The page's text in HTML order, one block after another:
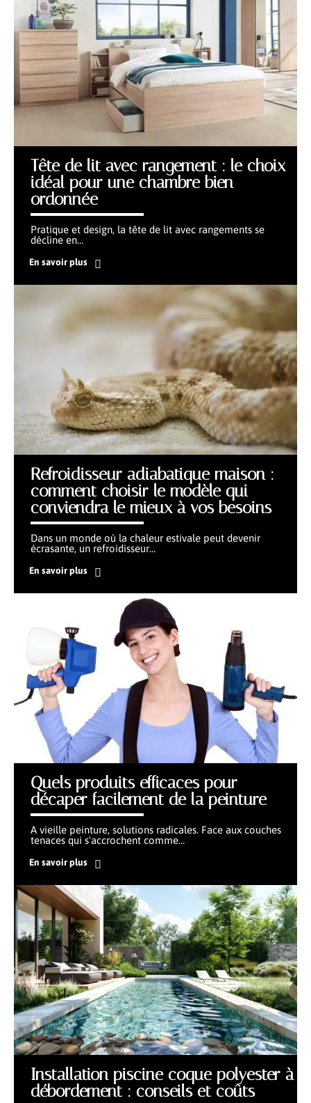
Tête de lit avec rangement : le choix
idéal pour une chambre bien
ordonnée
Pratique et design, la tête de lit avec rangements se
décline en…
En savoir plus
Refroidisseur adiabatique maison :
comment choisir le modèle qui
conviendra le mieux à vos besoins
Dans un monde où la chaleur estivale peut devenir
écrasante, un refroidisseur…
En savoir plus
Quels produits efficaces pour
décaper facilement de la peinture
A vieille peinture, solutions radicales. Face aux couches
tenaces qui s'accrochent comme…
En savoir plus
Installation piscine coque polyester à
débordement : conseils et coûts